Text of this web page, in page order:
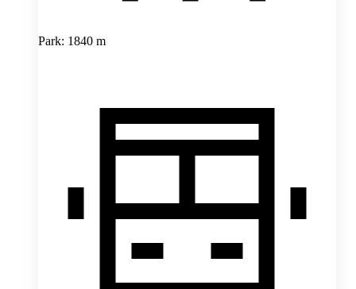
Park: 1840 m